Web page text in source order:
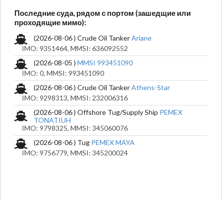
Последние суда, рядом с портом (зашедщие или
проходящие мимо):
(2026-08-06 ) Crude Oil TankerAriane
IMO: 9351464, MMSI: 636092552
(2026-08-05 ) MMSI 993451090
IMO: 0, MMSI: 993451090
(2026-08-06 ) Crude Oil TankerAthens-Star
IMO: 9298313, MMSI: 232006316
(2026-08-06 ) Offshore Tug/Supply Ship PEMEX
TONATIUH
IMO: 9798325, MMSI: 345060076
(2026-08-06 ) Tug PEMEX MAYA
IMO: 9756779, MMSI: 345200024